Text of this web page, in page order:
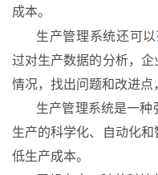
成本。
生产管理系统还可以
过对生产数据的分析，
情况，找出问题和改进点
生产管理系统是一
生产的科学化、自动化
低生产成本。